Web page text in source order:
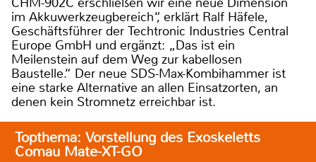
im Akkuwerkzeugbereich“, erklärt Ralf Häfele,
Geschäftsführer der Techtronic Industries Central
Europe GmbH und ergänzt: „Das ist ein
Meilenstein auf dem Weg zur kabellosen
Baustelle.“ Der neue SDS-Max-Kombihammer ist
eine starke Alternative an allen Einsatzorten, an
denen kein Stromnetz erreichbar ist.
Topthema: Vorstellung des Exoskeletts
Comau Mate-XT-GO